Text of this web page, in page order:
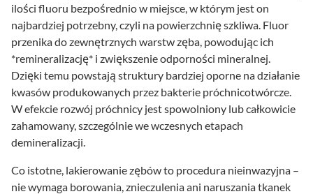
ilości fluoru bezpośrednio w miejsce, w którym jest on
najbardziej potrzebny, czyli na powierzchnię szkliwa. Fluor
przenika do zewnętrznych warstw zęba, powodując ich
*remineralizację* i zwiększenie odporności mineralnej.
Dzięki temu powstają struktury bardziej oporne na działanie
kwasów produkowanych przez bakterie próchnicotwórcze.
W efekcie rozwój próchnicy jest spowolniony lub całkowicie
zahamowany, szczególnie we wczesnych etapach
demineralizacji.
Co istotne, lakierowanie zębów to procedura nieinwazyjna –
nie wymaga borowania, znieczulenia ani naruszania tkanek